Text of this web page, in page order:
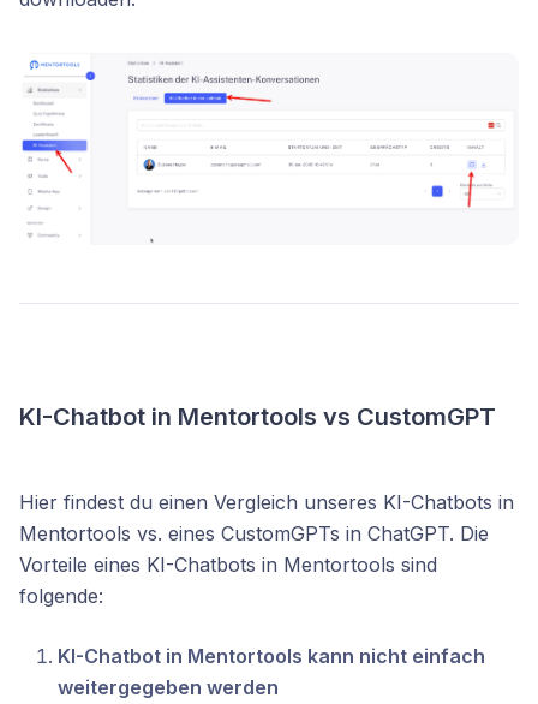
KI-Chatbot in Mentortools vs CustomGPT
Hier findest du einen Vergleich unseres KI-Chatbots in
Mentortools vs. eines CustomGPTs in ChatGPT. Die
Vorteile eines KI-Chatbots in Mentortools sind
folgende:
KI-Chatbot in Mentortools kann nicht einfach
weitergegeben werden